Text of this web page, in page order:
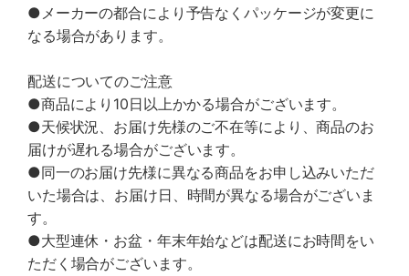
●メーカーの都合により予告なくパッケージが変更に
なる場合があります。
配送についてのご注意
●商品により10日以上かかる場合がございます。
●天候状況、お届け先様のご不在等により、商品のお
届けが遅れる場合がございます。
●同一のお届け先様に異なる商品をお申し込みいただ
いた場合は、お届け日、時間が異なる場合がございま
す。
●大型連休・お盆・年末年始などは配送にお時間をい
ただく場合がございます。